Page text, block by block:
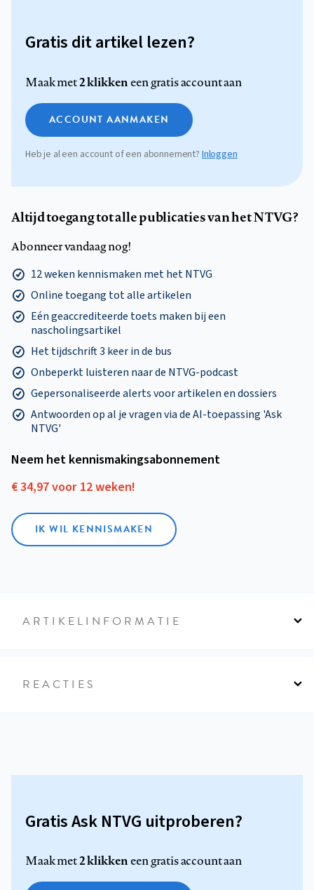
Gratis dit artikel lezen?
Maak met2 klikkeneen gratis account aan
ACCOUNT AANMAKEN
Heb je al een account of een abonnement? Inloggen
Altijd toegang tot alle publicaties van het NTVG?
Abonneer vandaag nog!
12 weken kennismaken met het NTVG
Online toegang tot alle artikelen
Eén geaccrediteerde toets maken bij een
nascholingsartikel
Het tijdschrift 3 keer in de bus
Onbeperkt luisteren naar de NTVG-podcast
Gepersonaliseerde alerts voor artikelen en dossiers
Antwoorden op al je vragen via de AI-toepassing 'Ask
NTVG'
Neem het kennismakings­abonnement
€ 34,97 voor 12 weken!
IK WIL KENNISMAKEN
ARTIKELINFORMATIE
REACTIES
Gratis Ask NTVG uitproberen?
Maak met2 klikkeneen gratis account aan